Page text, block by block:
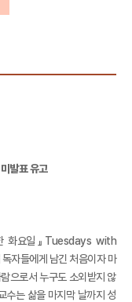
발표 유고
화요일』Tuesdays with
자들에게 남긴 처음이자 마
으로서 누구도 소외받지 않
수는 삶을 마지막 날까지 성